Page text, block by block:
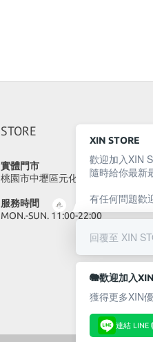
STORE
實體門市
桃園市中壢區元化路23號
服務時間
MON.-SUN. 11:00-22:00
XIN STORE
歡迎加入XIN
隨時給你最新
有任何問題歡
回覆至 XIN
🐘歡迎加入
獲得更多XIN
連結 LINE